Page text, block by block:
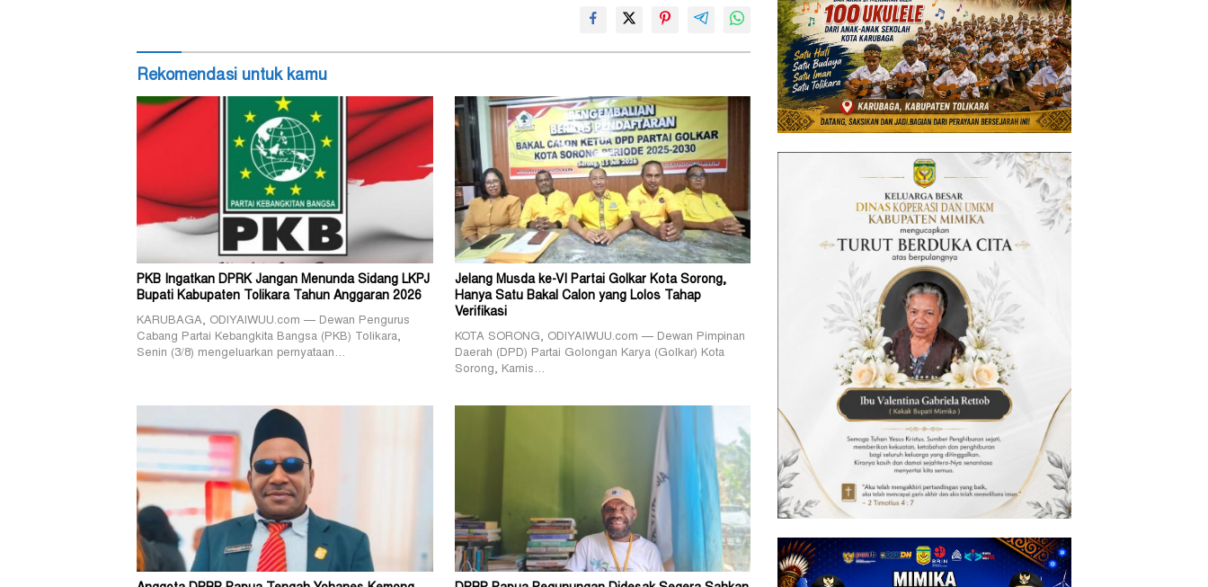
Rekomendasi untuk kamu
PKB Ingatkan DPRK Jangan Menunda Sidang LKPJ
Bupati Kabupaten Tolikara Tahun Anggaran 2026
KARUBAGA, ODIYAIWUU.com — Dewan Pengurus
Cabang Partai Kebangkita Bangsa (PKB) Tolikara,
Senin (3/8) mengeluarkan pernyataan…
Jelang Musda ke-VI Partai Golkar Kota Sorong,
Hanya Satu Bakal Calon yang Lolos Tahap
Verifikasi
KOTA SORONG, ODIYAIWUU.com — Dewan Pimpinan
Daerah (DPD) Partai Golongan Karya (Golkar) Kota
Sorong, Kamis…